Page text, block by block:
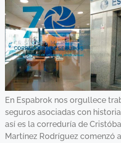
En Espabrok nos orgullece
seguros asociadas con
así es la correduría de
Martínez Rodríguez comenzó